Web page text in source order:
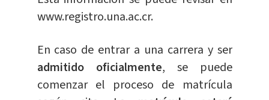
www.registro.una.ac.cr.
En caso de entrar a una carrera y ser
admitido oficialmente, se puede
comenzar el proceso de matrícula